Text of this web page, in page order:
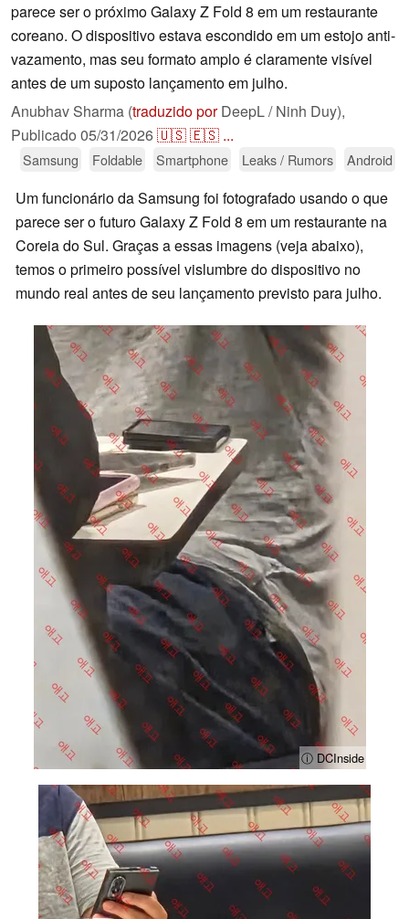
parece ser o próximo Galaxy Z Fold 8 em um restaurante
coreano. O dispositivo estava escondido em um estojo anti-
vazamento, mas seu formato amplo é claramente visível
antes de um suposto lançamento em julho.
Anubhav Sharma (traduzido porDeepL / Ninh Duy),
Publicado 05/31/2026🇺🇸🇪🇸 ...
Samsung Foldable Smartphone Leaks / Rumors Android
Um funcionário da Samsung foi fotografado usando o que
parece ser o futuro Galaxy Z Fold 8 em um restaurante na
Coreia do Sul. Graças a essas imagens (veja abaixo),
temos o primeiro possível vislumbre do dispositivo no
mundo real antes de seu lançamento previsto para julho.
ⓘ DCInside